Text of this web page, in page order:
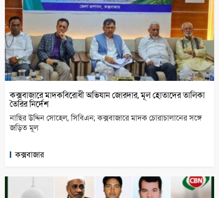
কক্সবাজারে মাদকবিরোধী অভিযান জোরদার, মূল হোতাদের তালিকা
তৈরির নির্দেশ
নাছির উদ্দিন সোহেল, সিবিএন; কক্সবাজারে মাদক চোরাচালানের সঙ্গে
জড়িত মূল
কক্সবাজার